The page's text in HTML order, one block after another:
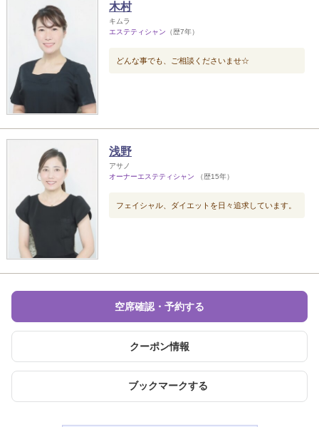
木村
キムラ
エステティシャン （歴7年）
どんな事でも、ご相談くださいませ☆
浅野
アサノ
オーナーエステティシャン
（歴15年）
フェイシャル、ダイエットを日々追求しています。
空席確認・予約する
クーポン情報
ブックマークする